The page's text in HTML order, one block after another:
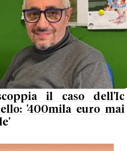
il caso dell'Ic
'400mila euro mai